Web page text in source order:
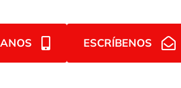
ESCRÍBENOS